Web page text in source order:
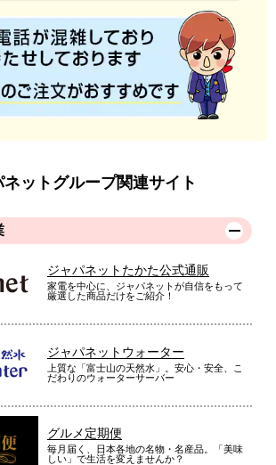
ネットグループ関連サイト
ジャパネットたかた公式通販
家電を中心に、ジャパネットが自信をもって
厳選した商品だけをご紹介！
ジャパネットウォーター
上質な「富士山の天然水」。安心・安全、こ
だわりのウォーターサーバー
グルメ定期便
毎月届く、日本各地の名物・名産品。「美味
しい」で生活を変えませんか？